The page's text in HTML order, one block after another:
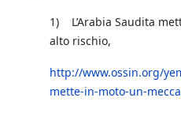
1) L’Arabia Saudita
alto rischio,
http://www.ossin.org/
mette-in-moto-un-